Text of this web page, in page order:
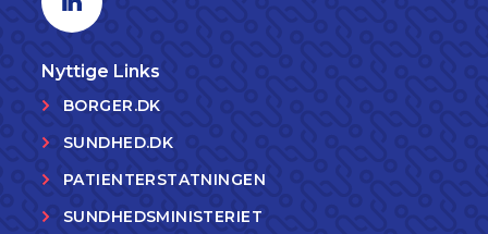
Nyttige Links
BORGER.DK
SUNDHED.DK
PATIENTERSTATNINGEN
SUNDHEDSMINISTERIET